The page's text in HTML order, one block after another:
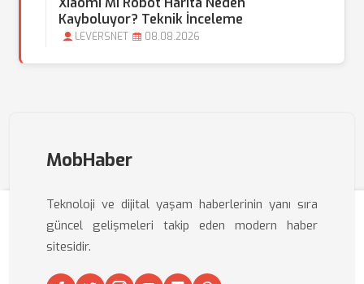
Kayboluyor? Teknik İnceleme
LEVERSNET 08.08.2026
MobHaber
Teknoloji ve dijital yaşam haberlerinin yanı sıra
güncel gelişmeleri takip eden modern haber
sitesidir.